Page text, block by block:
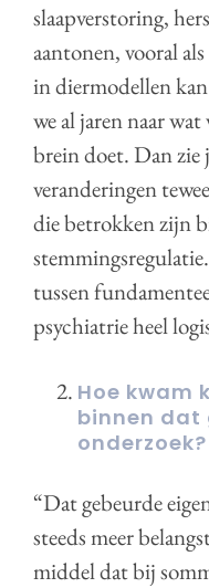
slaapverstoring,
aantonen, vooral
in diermodellen
we al jaren naar
brein doet. Dan zie
veranderingen
die betrokken zijn
tussen
psychiatrie heel
Hoe kwam
binnen dat
onderzoek?
“Dat gebeurde
steeds meer
middel dat bij